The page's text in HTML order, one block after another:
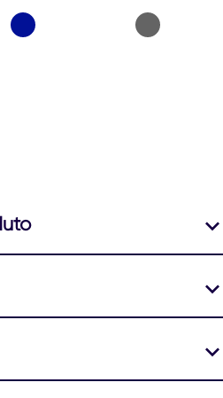
de
1